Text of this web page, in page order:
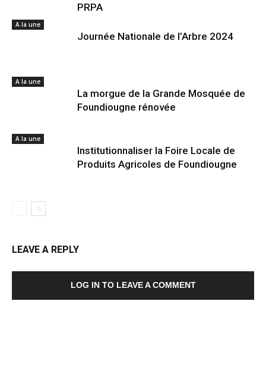
PRPA
A la une
Journée Nationale de l’Arbre 2024
A la une
La morgue de la Grande Mosquée de
Foundiougne rénovée
A la une
Institutionnaliser la Foire Locale de
Produits Agricoles de Foundiougne
LEAVE A REPLY
LOG IN TO LEAVE A COMMENT